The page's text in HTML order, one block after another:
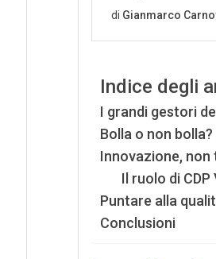
Indice degli
I grandi gestori
Bolla o non bolla?
Innovazione,
Il ruolo di
Puntare alla
Conclusioni